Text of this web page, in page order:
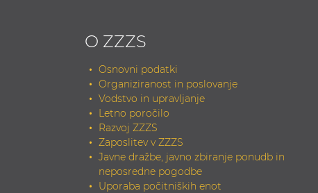
O ZZZS
Osnovni podatki
Organiziranost in poslovanje
Vodstvo in upravljanje
Letno poročilo
Razvoj ZZZS
Zaposlitev v ZZZS
Javne dražbe, javno zbiranje ponudb in
neposredne pogodbe
Uporaba počitniških enot